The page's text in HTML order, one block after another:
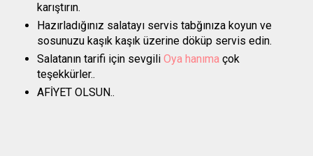
karıştırın.
Hazırladığınız salatayı servis tabğınıza koyun ve
sosunuzu kaşık kaşık üzerine döküp servis edin.
Salatanın tarifi için sevgiliOya hanıma çok
teşekkürler..
AFİYET OLSUN..